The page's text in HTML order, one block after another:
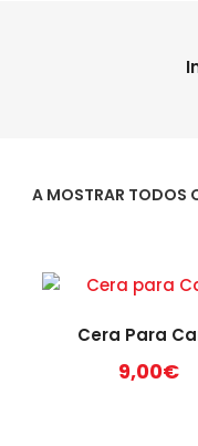
A MOSTRAR TODOS
Cera Para
9,00€